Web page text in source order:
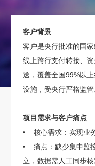
客户背景
客户是央行批准的国
线上跨行支付转接、
送，覆盖全国99%以
设施，受央行严格监管
项目需求与客户痛点
• 核心需求：实现业
• 痛点：缺少集中监
立，数据需人工同步